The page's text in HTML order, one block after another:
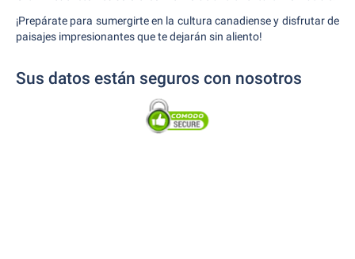
¡Prepárate para sumergirte en la cultura canadiense y disfrutar de
paisajes impresionantes que te dejarán sin aliento!
Sus datos están seguros con nosotros